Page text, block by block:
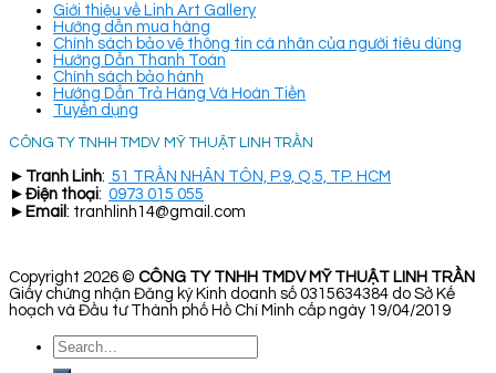
Giới thiệu về Linh Art Gallery
Hướng dẫn mua hàng
Chính sách bảo vệ thông tin cá nhân của người tiêu dùng
Hướng Dẫn Thanh Toán
Chính sách bảo hành
Hướng Dẫn Trả Hàng Và Hoàn Tiền
Tuyển dụng
CÔNG TY TNHH TMDV MỸ THUẬT LINH TRẦN
► Tranh Linh: 51 TRẦN NHÂN TÔN, P.9, Q.5, TP. HCM
► Điện thoại: 0973 015 055
► Email : tranhlinh14@gmail.com
Copyright 2026 © CÔNG TY TNHH TMDV MỸ THUẬT LINH TRẦN
Giấy chứng nhận Đăng ký Kinh doanh số 0315634384 do Sở Kế
hoạch và Đầu tư Thành phố Hồ Chí Minh cấp ngày 19/04/2019
Search
for: